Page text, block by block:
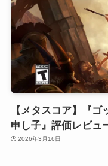
【メタスコア】『
申し子』評価レビュ
2026年3月16日